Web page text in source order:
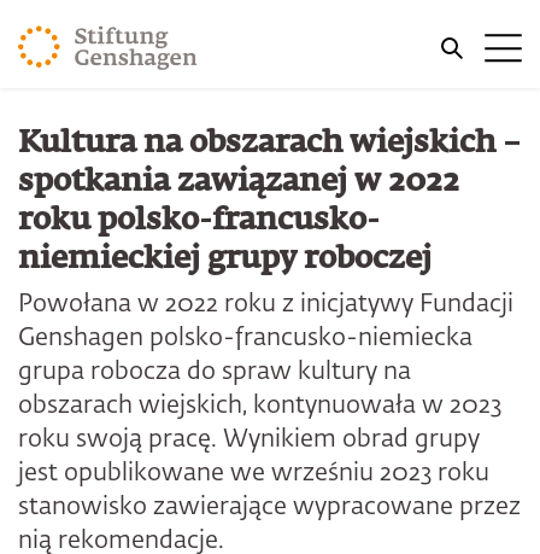
PRZJDŹ DO TREŚCI GŁÓWNEJ
PRZEJDŹ DO WYSZUKIWARKI
Kultura na obszarach wiejskich –
spotkania zawiązanej w 2022
roku polsko-francusko-
niemieckiej grupy roboczej
Powołana w 2022 roku z inicjatywy Fundacji
Genshagen polsko-francusko-niemiecka
grupa robocza do spraw kultury na
obszarach wiejskich, kontynuowała w 2023
roku swoją pracę. Wynikiem obrad grupy
jest opublikowane we wrześniu 2023 roku
stanowisko zawierające wypracowane przez
nią rekomendacje.